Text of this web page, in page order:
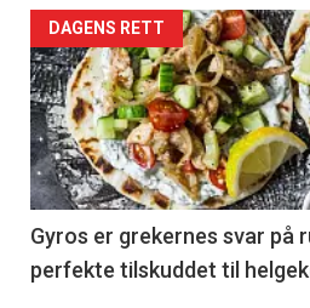
Forsiden
akkurat
nå
-
6
DAGENS RETT
Gyros er grekernes svar på
perfekte tilskuddet til